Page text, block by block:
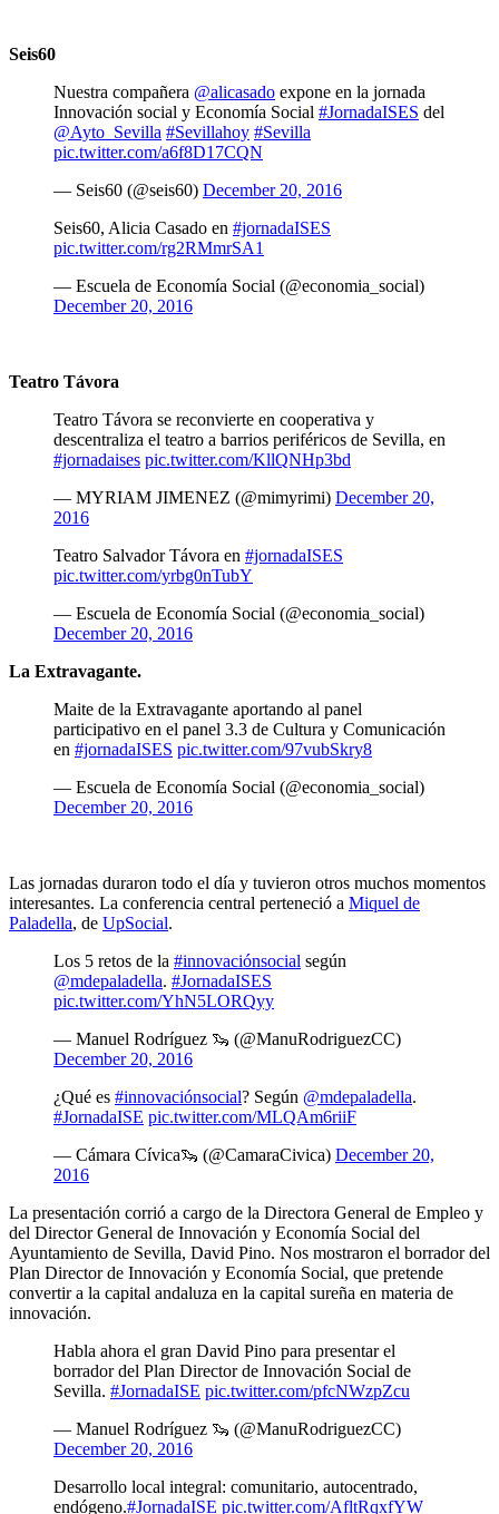
Seis60
Nuestra compañera @alicasado expone en la jornada
Innovación social y Economía Social #JornadaISES del
@Ayto_Sevilla #Sevillahoy #Sevilla
pic.twitter.com/a6f8D17CQN
— Seis60 (@seis60) December 20, 2016
Seis60, Alicia Casado en #jornadaISES
pic.twitter.com/rg2RMmrSA1
— Escuela de Economía Social (@economia_social)
December 20, 2016
Teatro Távora
Teatro Távora se reconvierte en cooperativa y
descentraliza el teatro a barrios periféricos de Sevilla, en
#jornadaises pic.twitter.com/KllQNHp3bd
— MYRIAM JIMENEZ (@mimyrimi) December 20,
2016
Teatro Salvador Távora en #jornadaISES
pic.twitter.com/yrbg0nTubY
— Escuela de Economía Social (@economia_social)
December 20, 2016
La Extravagante.
Maite de la Extravagante aportando al panel
participativo en el panel 3.3 de Cultura y Comunicación
en #jornadaISES pic.twitter.com/97vubSkry8
— Escuela de Economía Social (@economia_social)
December 20, 2016
Las jornadas duraron todo el día y tuvieron otros muchos momentos
interesantes. La conferencia central perteneció a Miquel de
Paladella, de UpSocial.
Los 5 retos de la #innovaciónsocial según
@mdepaladella. #JornadaISES
pic.twitter.com/YhN5LORQyy
— Manuel Rodríguez 🦦 (@ManuRodriguezCC)
December 20, 2016
¿Qué es #innovaciónsocial? Según @mdepaladella.
#JornadaISE pic.twitter.com/MLQAm6riiF
— Cámara Cívica🦦 (@CamaraCivica) December 20,
2016
La presentación corrió a cargo de la Directora General de Empleo y
del Director General de Innovación y Economía Social del
Ayuntamiento de Sevilla, David Pino. Nos mostraron el borrador del
Plan Director de Innovación y Economía Social, que pretende
convertir a la capital andaluza en la capital sureña en materia de
innovación.
Habla ahora el gran David Pino para presentar el
borrador del Plan Director de Innovación Social de
Sevilla. #JornadaISE pic.twitter.com/pfcNWzpZcu
— Manuel Rodríguez 🦦 (@ManuRodriguezCC)
December 20, 2016
Desarrollo local integral: comunitario, autocentrado,
endógeno.#JornadaISE pic.twitter.com/AfltRqxfYW